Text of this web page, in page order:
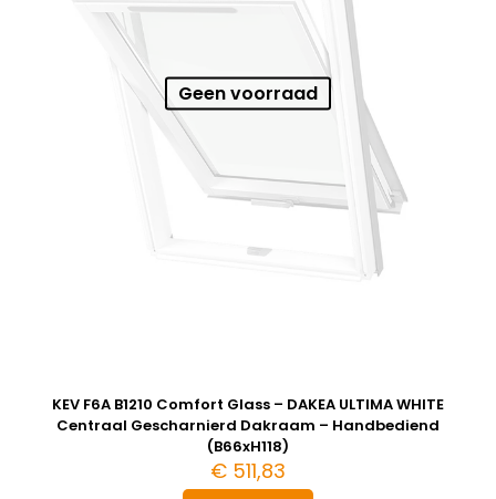
Geen voorraad
KEV F6A B1210 Comfort Glass – DAKEA ULTIMA WHITE
Centraal Gescharnierd Dakraam – Handbediend
(B66xH118)
€ 511,83